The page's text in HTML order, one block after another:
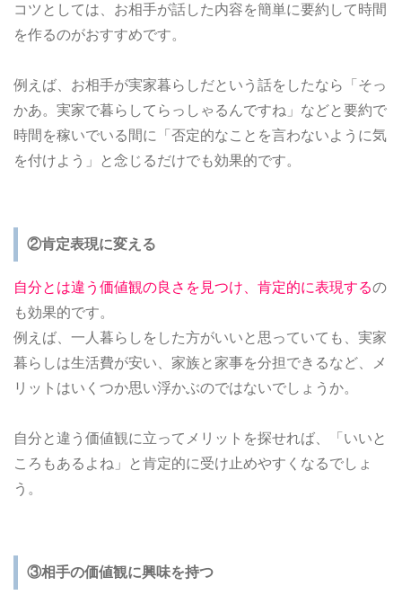
コツとしては、お相手が話した内容を簡単に要約して時間
を作るのがおすすめです。
例えば、お相手が実家暮らしだという話をしたなら「そっ
かあ。実家で暮らしてらっしゃるんですね」などと要約で
時間を稼いでいる間に「否定的なことを言わないように気
を付けよう」と念じるだけでも効果的です。
②肯定表現に変える
自分とは違う価値観の良さを見つけ、肯定的に表現するの
も効果的です。
例えば、一人暮らしをした方がいいと思っていても、実家
暮らしは生活費が安い、家族と家事を分担できるなど、メ
リットはいくつか思い浮かぶのではないでしょうか。
自分と違う価値観に立ってメリットを探せれば、「いいと
ころもあるよね」と肯定的に受け止めやすくなるでしょ
う。
③相手の価値観に興味を持つ